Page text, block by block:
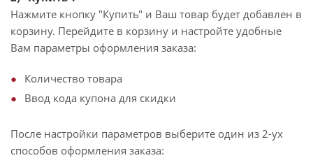
Нажмите кнопку "Купить" и Ваш товар будет добавлен в
корзину. Перейдите в корзину и настройте удобные
Вам параметры оформления заказа:
Количество товара
Ввод кода купона для скидки
После настройки параметров выберите один из 2-ух
способов оформления заказа: